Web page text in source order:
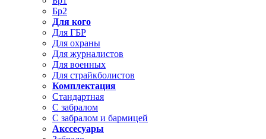
Бр2
Для кого
Для ГБР
Для охраны
Для журналистов
Для военных
Для страйкболистов
Комплектация
Стандартная
С забралом
С забралом и бармицей
Акссесуары